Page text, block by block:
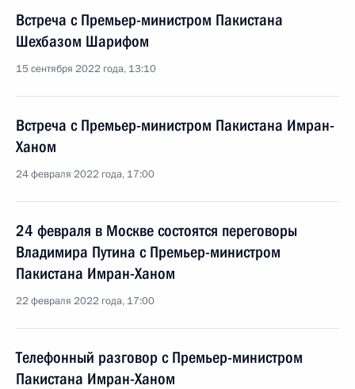
Встреча с Премьер-министром Пакистана
Шехбазом Шарифом
15 сентября 2022 года, 13:10
Встреча с Премьер-министром Пакистана Имран-
Ханом
24 февраля 2022 года, 17:00
24 февраля в Москве состоятся переговоры
Владимира Путина с Премьер-министром
Пакистана Имран-Ханом
22 февраля 2022 года, 17:00
Телефонный разговор с Премьер-министром
Пакистана Имран-Ханом